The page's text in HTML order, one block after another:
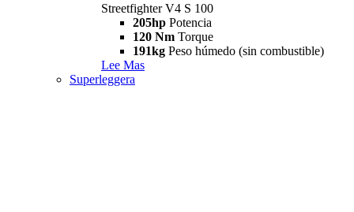
Streetfighter V4 S 100
205hp Potencia
120 Nm Torque
191kg Peso húmedo (sin combustible)
Lee Mas
Superleggera